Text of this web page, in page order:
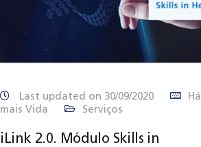
Last updated on 30/09/2020
Há
mais Vida
Serviços
iLink 2.0. Módulo Skills in